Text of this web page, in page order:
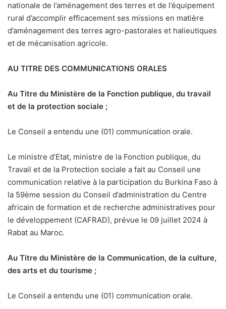
nationale de l’aménagement des terres et de l’équipement
rural d’accomplir efficacement ses missions en matière
d’aménagement des terres agro-pastorales et halieutiques
et de mécanisation agricole.
AU TITRE DES COMMUNICATIONS ORALES
Au Titre du Ministère de la Fonction publique, du travail
et de la protection sociale ;
Le Conseil a entendu une (01) communication orale.
Le ministre d’Etat, ministre de la Fonction publique, du
Travail et de la Protection sociale a fait au Conseil une
communication relative à la participation du Burkina Faso à
la 59ème session du Conseil d’administration du Centre
africain de formation et de recherche administratives pour
le développement (CAFRAD), prévue le 09 juillet 2024 à
Rabat au Maroc.
Au Titre du Ministère de la Communication, de la culture,
des arts et du tourisme ;
Le Conseil a entendu une (01) communication orale.